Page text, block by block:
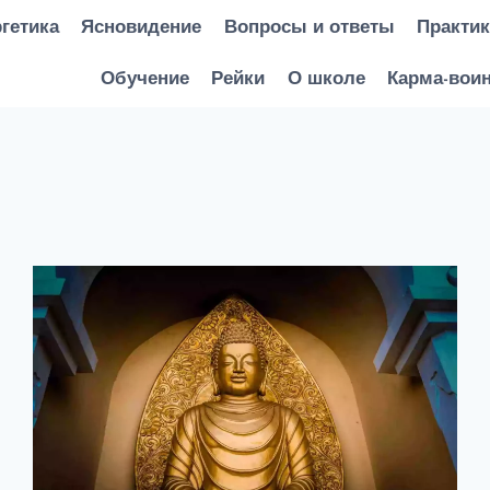
Ясновидение Вопросы и ответы
Обучение Рейки О школе Карма-